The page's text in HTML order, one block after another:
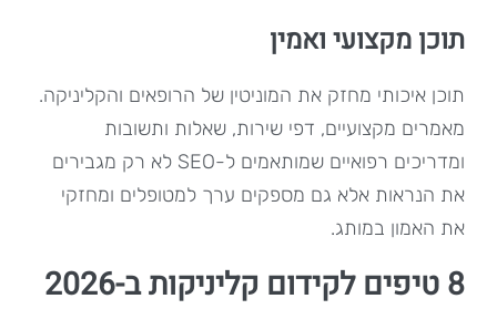
תוכן מקצועי ואמין
תוכן איכותי מחזק את המוניטין של הרופאים והקליניקה.
מאמרים מקצועיים, דפי שירות, שאלות ותשובות
ומדריכים רפואיים שמותאמים ל-SEO לא רק מגבירים
את הנראות אלא גם מספקים ערך למטופלים ומחזקי
את האמון במותג.
8 טיפים לקידום קליניקות ב-2026